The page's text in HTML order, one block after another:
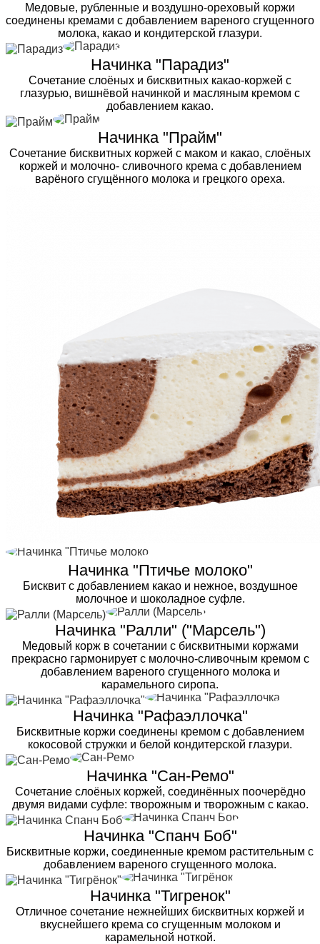
Медовые, рубленные и воздушно-ореховый коржи
соединены кремами с добавлением вареного сгущенного
молока, какао и кондитерской глазури.
Начинка "Парадиз"
Сочетание слоёных и бисквитных какао-коржей с
глазурью, вишнёвой начинкой и масляным кремом с
добавлением какао.
Начинка "Прайм"
Сочетание бисквитных коржей с маком и какао, слоёных
коржей и молочно- сливочного крема с добавлением
варёного сгущённого молока и грецкого ореха.
Начинка "Птичье молоко"
Бисквит с добавлением какао и нежное, воздушное
молочное и шоколадное суфле.
Начинка "Ралли" ("Марсель")
Медовый корж в сочетании с бисквитными коржами
прекрасно гармонирует с молочно-сливочным кремом с
добавлением вареного сгущенного молока и
карамельного сиропа.
Начинка "Рафаэллочка"
Бисквитные коржи соединены кремом с добавлением
кокосовой стружки и белой кондитерской глазури.
Начинка "Сан-Ремо"
Сочетание слоёных коржей, соединённых поочерёдно
двумя видами суфле: творожным и творожным с какао.
Начинка "Спанч Боб"
Бисквитные коржи, соединенные кремом растительным с
добавлением вареного сгущенного молока.
Начинка "Тигренок"
Отличное сочетание нежнейших бисквитных коржей и
вкуснейшего крема со сгущенным молоком и
карамельной ноткой.